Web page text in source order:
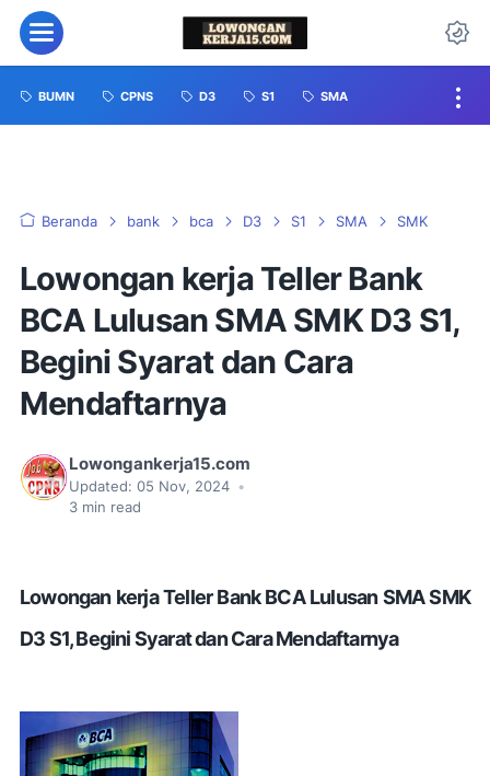
BUMN CPNS D3 S1 SMA
Beranda bank bca D3 S1 SMA SMK
Lowongan kerja Teller Bank
BCA Lulusan SMA SMK D3 S1,
Begini Syarat dan Cara
Mendaftarnya
Lowongankerja15.com
Updated: 05 Nov, 2024 •
3 min read
Lowongan kerja Teller Bank BCA Lulusan SMA SMK
D3 S1, Begini Syarat dan Cara Mendaftarnya